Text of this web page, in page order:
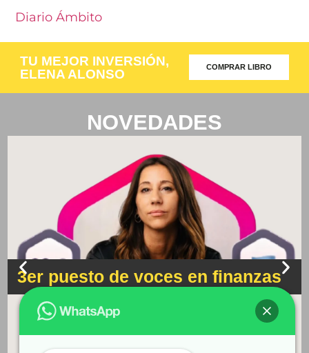
Diario Ámbito
TU MEJOR INVERSIÓN,
ELENA ALONSO
COMPRAR LIBRO
NOVEDADES
3er puesto de voces en finanzas